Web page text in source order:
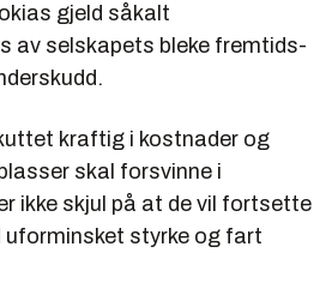
gjeld såkalt
av selskapets bleke fremtids-
kraftig i kostnader og
skal forsvinne i
ikke skjul på at de vil fortsette
uforminsket styrke og fart